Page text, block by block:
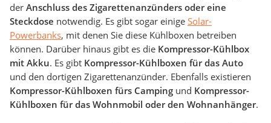
der Anschluss des Zigarettenanzünders oder eine
Steckdose notwendig. Es gibt sogar einige Solar-
Powerbanks, mit denen Sie diese Kühlboxen betreiben
können. Darüber hinaus gibt es die Kompressor-Kühlbox
mit Akku. Es gibt Kompressor-Kühlboxen für das Auto
und den dortigen Zigarettenanzünder. Ebenfalls existieren
Kompressor-Kühlboxen fürs Camping und Kompressor-
Kühlboxen für das Wohnmobil oder den Wohnanhänger.